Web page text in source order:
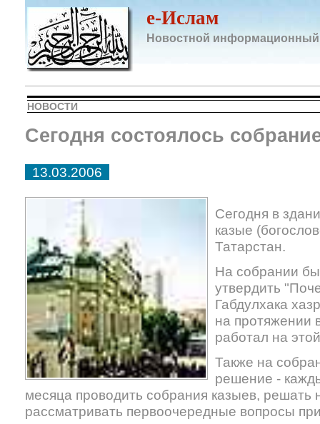
e-Ислам
Новостной информационный
НОВОСТИ
Сегодня состоялось
13.03.2006
Сегодня в
казые
Татарстан.
На собрании
утвердить
Габдулхака
на протяжении
работал на
Также на
решение -
месяца проводить собрания казыев,
рассматривать первоочередные вопросы